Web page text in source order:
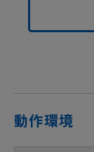
動作環境